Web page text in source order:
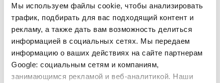
Мы используем файлы cookie, чтобы анализировать
трафик, подбирать для вас подходящий контент и
рекламу, а также дать вам возможность делиться
информацией в социальных сетях. Мы передаем
информацию о ваших действиях на сайте партнерам
Google: социальным сетям и компаниям,
занимающимся рекламой и веб-аналитикой. Наши
прозрачность ваших сделок на рынке. Свяжитесь
с нами уже сегодня, чтобы узнать больше!